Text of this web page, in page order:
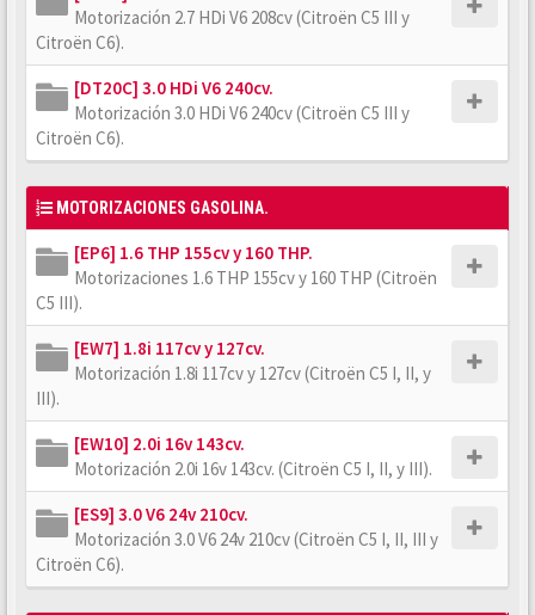
Motorización 2.7 HDi V6 208cv (Citroën C5 III y
Citroën C6).
[DT20C] 3.0 HDi V6 240cv.
Motorización 3.0 HDi V6 240cv (Citroën C5 III y
Citroën C6).
MOTORIZACIONES GASOLINA.
[EP6] 1.6 THP 155cv y 160 THP.
Motorizaciones 1.6 THP 155cv y 160 THP (Citroën
C5 III).
[EW7] 1.8i 117cv y 127cv.
Motorización 1.8i 117cv y 127cv (Citroën C5 I, II, y
III).
[EW10] 2.0i 16v 143cv.
Motorización 2.0i 16v 143cv. (Citroën C5 I, II, y III).
[ES9] 3.0 V6 24v 210cv.
Motorización 3.0 V6 24v 210cv (Citroën C5 I, II, III y
Citroën C6).